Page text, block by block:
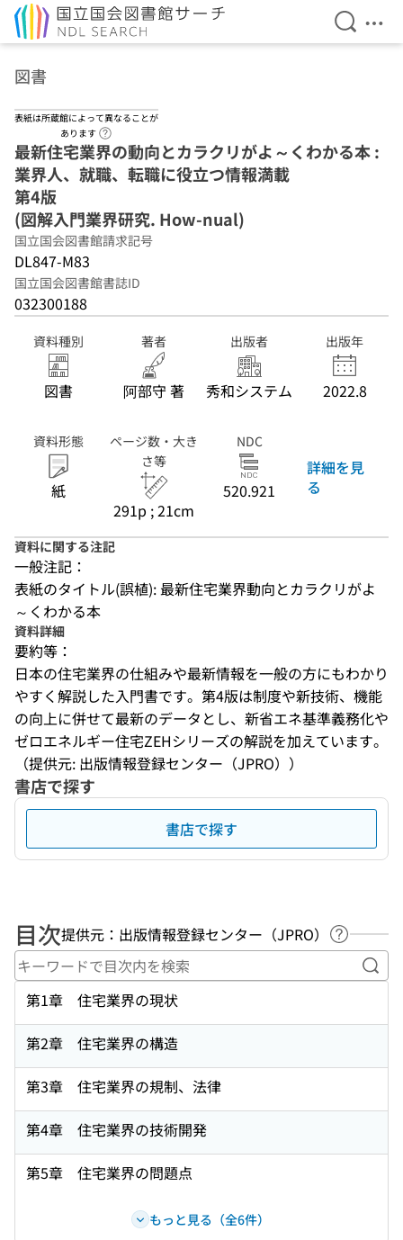
検索を
メ
図書
表紙は所蔵館によって異なることが
あります
最新住宅業界の動向とカラクリがよ～くわかる本 :
業界人、就職、転職に役立つ情報満載
第4版
(図解入門業界研究. How-nual)
国立国会図書館請求記号
DL847-M83
国立国会図書館書誌ID
032300188
資料種別
図書
著者
阿部守 著
出版者
秀和システム
出版年
2022.8
資料形態
紙
ページ数・大き
さ等
291p ; 21cm
NDC
520.921
詳細を見
る
資料に関する注記
一般注記：
表紙のタイトル(誤植): 最新住宅業界動向とカラクリがよ
～くわかる本
資料詳細
要約等：
日本の住宅業界の仕組みや最新情報を一般の方にもわかり
やすく解説した入門書です。第4版は制度や新技術、機能
の向上に併せて最新のデータとし、新省エネ基準義務化や
ゼロエネルギー住宅ZEHシリーズの解説を加えています。
（提供元: 出版情報登録センター（JPRO））
書店で探す
書店で探す
目次提供元：出版情報登録センター（JPRO）
ヘルプペ
キ
第1章 住宅業界の現状
第2章 住宅業界の構造
第3章 住宅業界の規制、法律
第4章 住宅業界の技術開発
第5章 住宅業界の問題点
もっと見る（全6件）